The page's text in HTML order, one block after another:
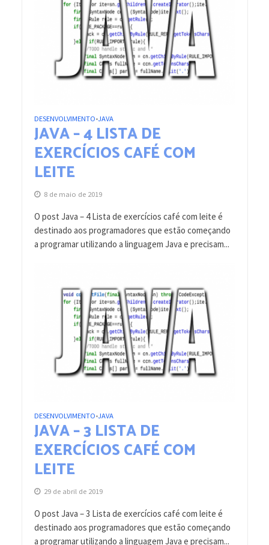
DESENVOLVIMENTO•JAVA
JAVA – 4 LISTA DE
EXERCÍCIOS CAFÉ COM
LEITE
8 de maio de 2019
O post Java – 4 Lista de exercícios café com leite é
destinado aos programadores que estão começando
a programar utilizando a linguagem Java e precisam...
DESENVOLVIMENTO•JAVA
JAVA – 3 LISTA DE
EXERCÍCIOS CAFÉ COM
LEITE
29 de abril de 2019
O post Java – 3 Lista de exercícios café com leite é
destinado aos programadores que estão começando
a programar utilizando a linguagem Java e precisam...